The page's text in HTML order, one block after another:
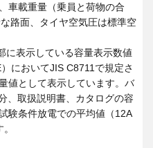
車載重量（乗員と荷物の合
路面、タイヤ空気圧は標準空
に表示している容量表示数値
においてJIS C8711で規定さ
値として表示しています。バ
、取扱説明書、カタログの容
験条件放電での平均値（12A
。